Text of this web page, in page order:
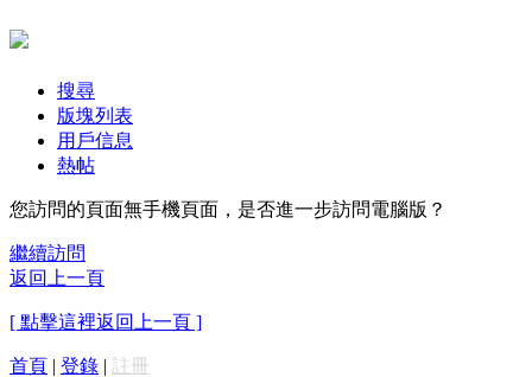
搜尋
版塊列表
用戶信息
熱帖
您訪問的頁面無手機頁面，是否進一步訪問電腦版？
繼續訪問
返回上一頁
[ 點擊這裡返回上一頁 ]
首頁 | 登錄 | 註冊